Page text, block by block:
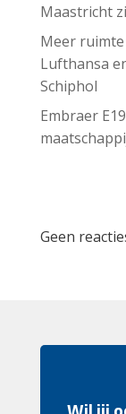
Maastricht
Meer
Lufthansa
Schiphol
Embraer
Geen